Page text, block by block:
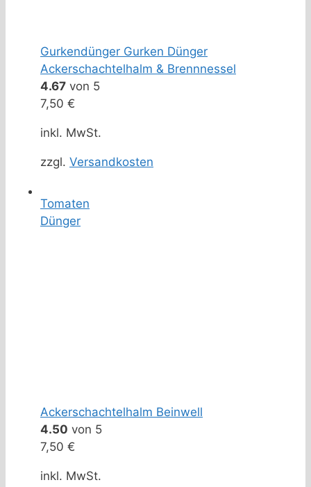
Gurkendünger Gurken Dünger
Ackerschachtelhalm & Brennnessel
4.67 von 5
7,50 €
inkl. MwSt.
zzgl. Versandkosten
Tomaten
Dünger
Ackerschachtelhalm Beinwell
4.50 von 5
7,50 €
inkl. MwSt.